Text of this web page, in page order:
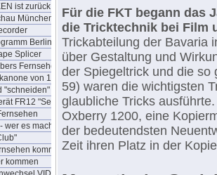
ist zurück
München
Berlin
Splicer
Fernsehen
von 1936
"schneiden"
FR12 "Senior"
wer es macht
kommt
kommen
Für die FKT begann das
die Tricktechnik bei Film
Trickabteilung der Bavaria
über Gestaltung und
der Spiegeltrick und die so
59) waren die wichtigsten
glaubliche Tricks
Oxberry 1200, eine
der bedeutendsten
Zeit ihren Platz in der